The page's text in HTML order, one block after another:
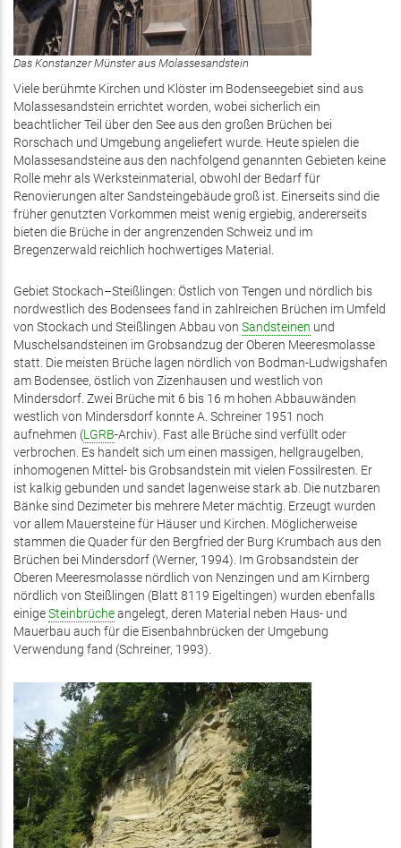
Das Konstanzer Münster aus Molassesandstein
Viele berühmte Kirchen und Klöster im Bodenseegebiet sind aus
Molassesandstein errichtet worden, wobei sicherlich ein
beachtlicher Teil über den See aus den großen Brüchen bei
Rorschach und Umgebung angeliefert wurde. Heute spielen die
Molassesandsteine aus den nachfolgend genannten Gebieten keine
Rolle mehr als Werksteinmaterial, obwohl der Bedarf für
Renovierungen alter Sandsteingebäude groß ist. Einerseits sind die
früher genutzten Vorkommen meist wenig ergiebig, andererseits
bieten die Brüche in der angrenzenden Schweiz und im
Bregenzerwald reichlich hochwertiges Material.
Gebiet Stockach–Steißlingen: Östlich von Tengen und nördlich bis
nordwestlich des Bodensees fand in zahlreichen Brüchen im Umfeld
von Stockach und Steißlingen Abbau von Sandsteinen und
Muschelsandsteinen im Grobsandzug der Oberen Meeresmolasse
statt. Die meisten Brüche lagen nördlich von Bodman-Ludwigshafen
am Bodensee, östlich von Zizenhausen und westlich von
Mindersdorf. Zwei Brüche mit 6 bis 16 m hohen Abbauwänden
westlich von Mindersdorf konnte A. Schreiner 1951 noch
aufnehmen (LGRB-Archiv). Fast alle Brüche sind verfüllt oder
verbrochen. Es handelt sich um einen massigen, hellgraugelben,
inhomogenen Mittel- bis Grobsandstein mit vielen Fossilresten. Er
ist kalkig gebunden und sandet lagenweise stark ab. Die nutzbaren
Bänke sind Dezimeter bis mehrere Meter mächtig. Erzeugt wurden
vor allem Mauersteine für Häuser und Kirchen. Möglicherweise
stammen die Quader für den Bergfried der Burg Krumbach aus den
Brüchen bei Mindersdorf (Werner, 1994). Im Grobsandstein der
Oberen Meeresmolasse nördlich von Nenzingen und am Kirnberg
nördlich von Steißlingen (Blatt 8119 Eigeltingen) wurden ebenfalls
einigeSteinbrücheangelegt, deren Material neben Haus- und
Mauerbau auch für die Eisenbahnbrücken der Umgebung
Verwendung fand (Schreiner, 1993).